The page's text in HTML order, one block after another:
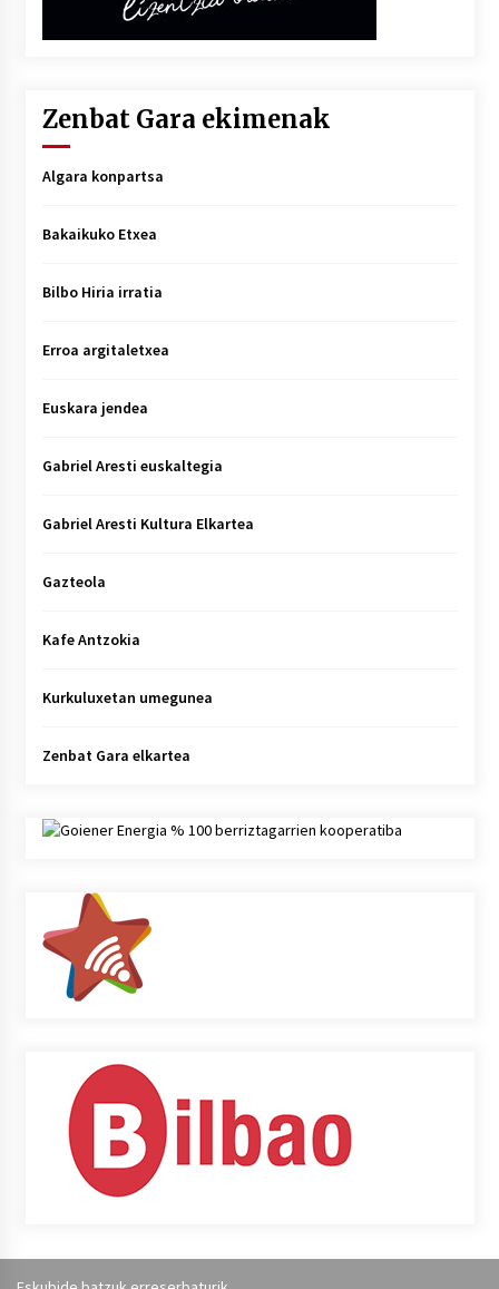
Zenbat Gara ekimenak
Algara konpartsa
Bakaikuko Etxea
Bilbo Hiria irratia
Erroa argitaletxea
Euskara jendea
Gabriel Aresti euskaltegia
Gabriel Aresti Kultura Elkartea
Gazteola
Kafe Antzokia
Kurkuluxetan umegunea
Zenbat Gara elkartea